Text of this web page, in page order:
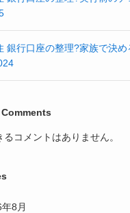
銀行口座の整理?家族で決め
るコメントはありません。
8月